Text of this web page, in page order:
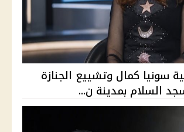
سونيا كمال وتشييع الجنازة
السلام بمدينة ن...